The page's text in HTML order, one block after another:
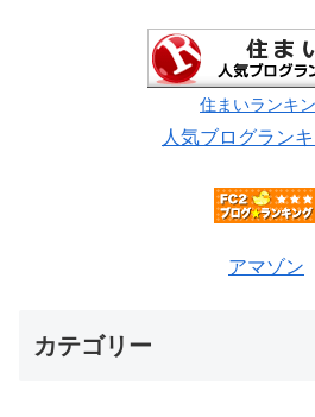
住まいランキ
人気ブログラン
アマゾン
カテゴリー